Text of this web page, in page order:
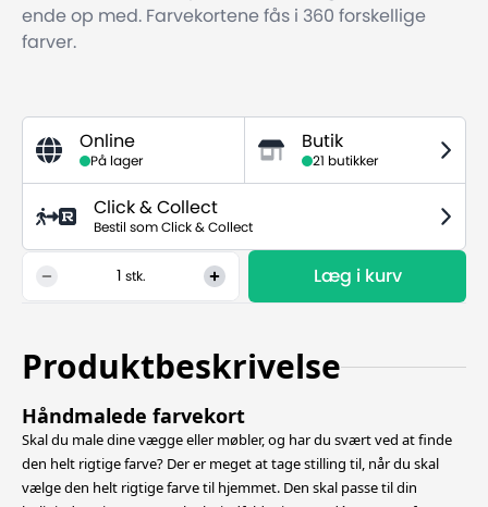
ende op med. Farvekortene fås i 360 forskellige
farver.
Online
På lager
Butik
21 butikker
Click & Collect
Bestil som Click & Collect
stk. Læg i kurv
Produktbeskrivelse
Håndmalede farvekort
Skal du male dine vægge eller møbler, og har du svært ved at finde
den helt rigtige farve? Der er meget at tage stilling til, når du skal
vælge den helt rigtige farve til hjemmet. Den skal passe til din